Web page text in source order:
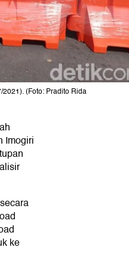
(Foto: Pradito Rida
Imogiri
ke